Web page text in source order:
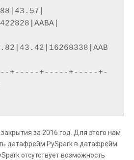
+-----+-----+-----+-
за 2016 год. Для этого нам
датафрейм PySpark в датафрейм
отсутствует возможность